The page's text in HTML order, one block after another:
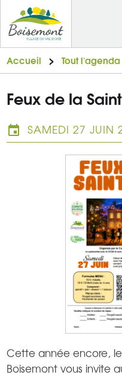
Accueil Tout l'agenda
Feux de la
SAMEDI 27 JUIN
Cette année encore,
Boisemont vous invite